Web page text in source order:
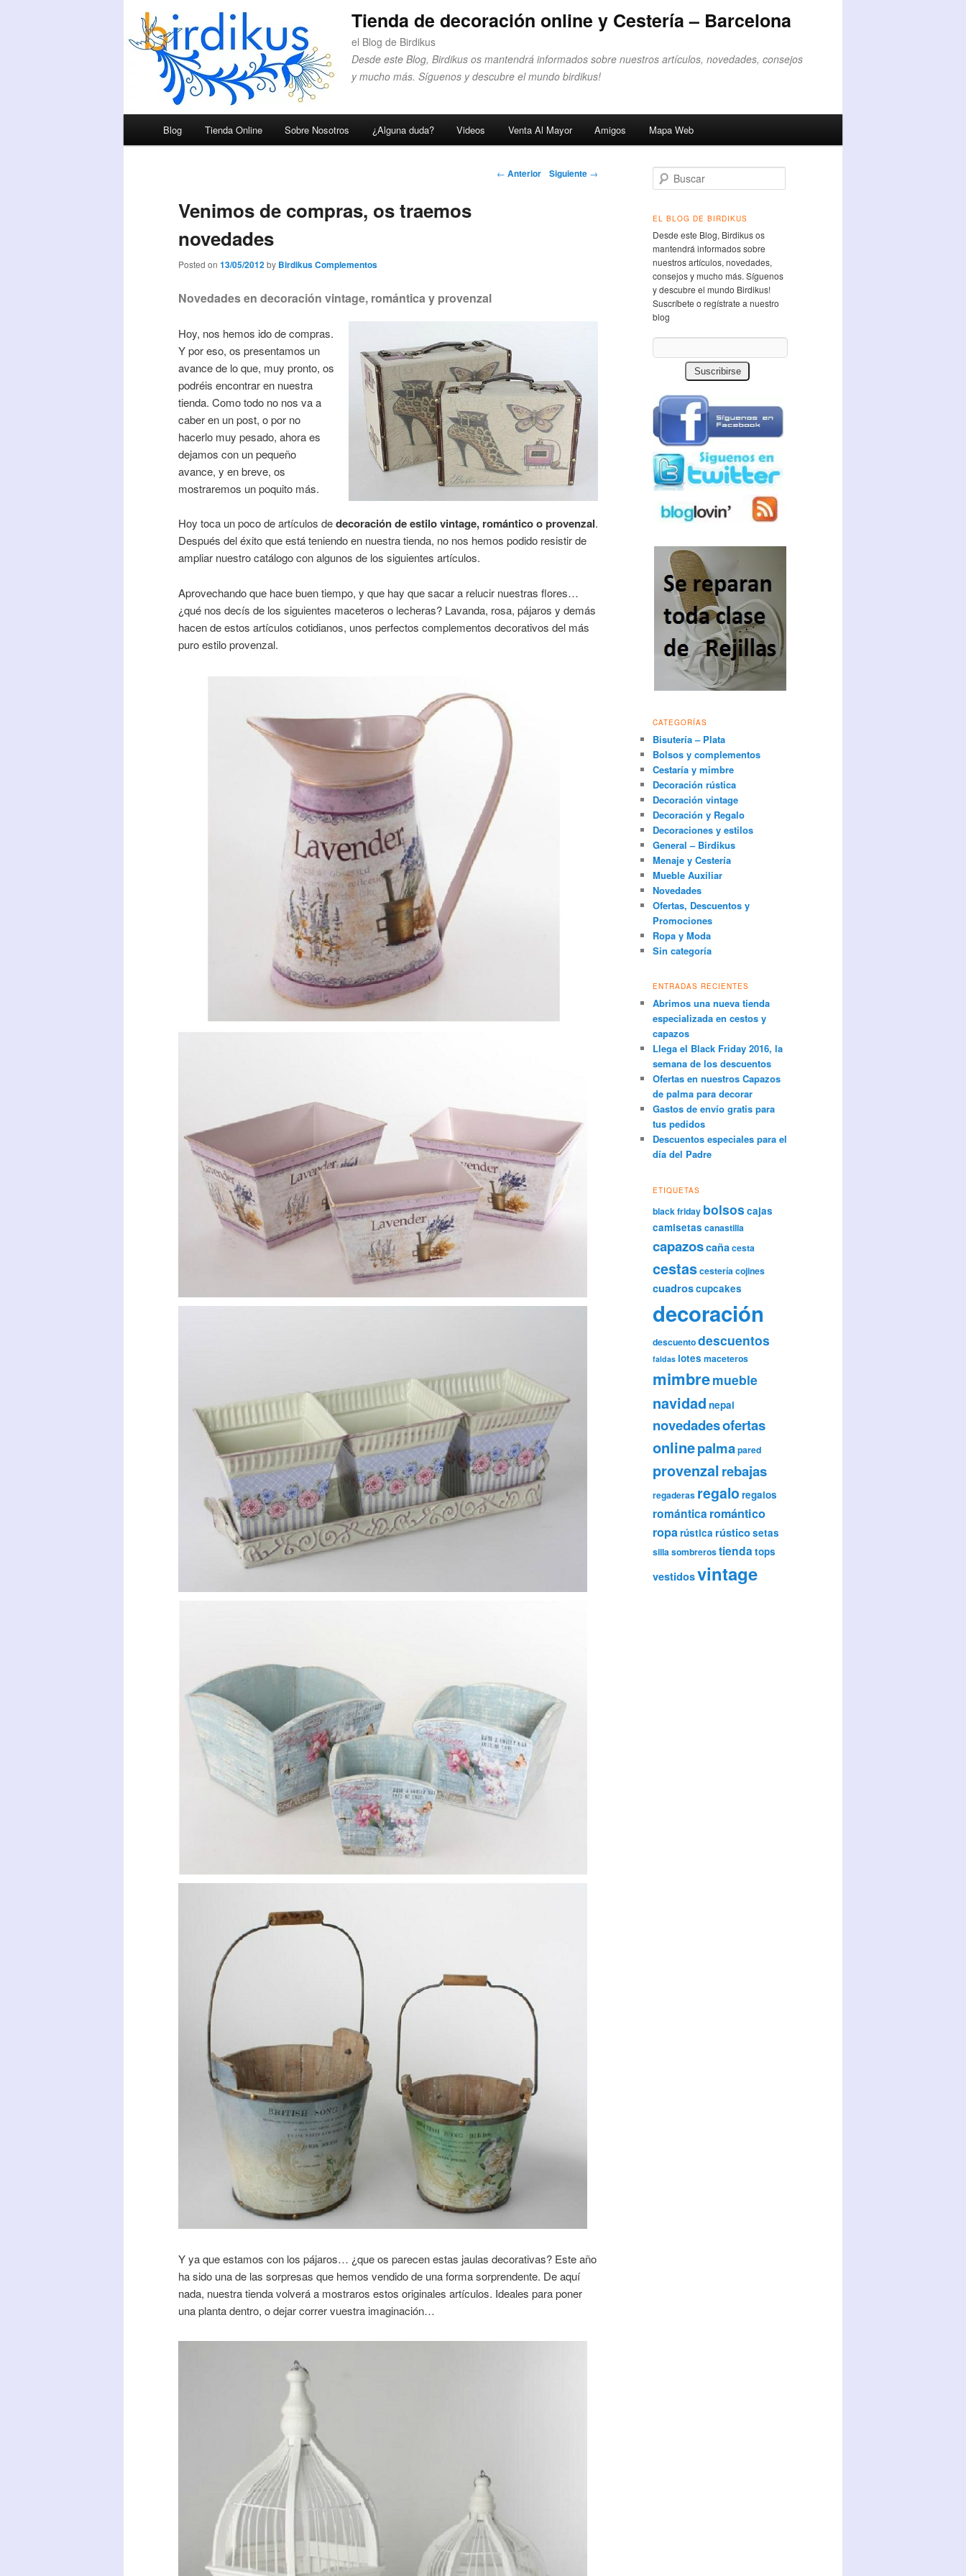
Tienda de decoración online y Cestería – Barcelona
el Blog de Birdikus
Desde este Blog, Birdikus os mantendrá informados sobre nuestros artículos, novedades, consejos
y mucho más. Síguenos y descubre el mundo birdikus!
Ir al contenido principal
Ir al contenido secundario
Blog Tienda Online Sobre Nosotros ¿Alguna duda? Videos Venta Al Mayor Amigos Mapa Web
Navegador de
← Anterior Siguiente →
Venimos de compras, os traemos
novedades
Posted on 13/05/2012by Birdikus Complementos
Novedades en decoración vintage, romántica y provenzal
Hoy, nos hemos ido de compras.
Y por eso, os presentamos un
avance de lo que, muy pronto, os
podréis encontrar en nuestra
tienda. Como todo no nos va a
caber en un post, o por no
hacerlo muy pesado, ahora es
dejamos con un pequeño
avance, y en breve, os
mostraremos un poquito más.
Hoy toca un poco de artículos dedecoración de estilo vintage, romántico o provenzal.
Después del éxito que está teniendo en nuestra tienda, no nos hemos podido resistir de
ampliar nuestro catálogo con algunos de los siguientes artículos.
Aprovechando que hace buen tiempo, y que hay que sacar a relucir nuestras flores…
¿qué nos decís de los siguientes maceteros o lecheras? Lavanda, rosa, pájaros y demás
hacen de estos artículos cotidianos, unos perfectos complementos decorativos del más
puro estilo provenzal.
Y ya que estamos con los pájaros… ¿que os parecen estas jaulas decorativas? Este año
ha sido una de las sorpresas que hemos vendido de una forma sorprendente. De aquí
nada, nuestra tienda volverá a mostraros estos originales artículos. Ideales para poner
una planta dentro, o dejar correr vuestra imaginación…
Buscar
EL BLOG DE BIRDIKUS
Desde este Blog, Birdikus os
mantendrá informados sobre
nuestros artículos, novedades,
consejos y mucho más. Síguenos
y descubre el mundo Birdikus!
Suscríbete o regístrate a nuestro
blog
CATEGORÍAS
Bisutería – Plata
Bolsos y complementos
Cestaría y mimbre
Decoración rústica
Decoración vintage
Decoración y Regalo
Decoraciones y estilos
General – Birdikus
Menaje y Cestería
Mueble Auxiliar
Novedades
Ofertas, Descuentos y
Promociones
Ropa y Moda
Sin categoría
ENTRADAS RECIENTES
Abrimos una nueva tienda
especializada en cestos y
capazos
Llega el Black Friday 2016, la
semana de los descuentos
Ofertas en nuestros Capazos
de palma para decorar
Gastos de envío gratis para
tus pedidos
Descuentos especiales para el
día del Padre
ETIQUETAS
black friday bolsos cajas
camisetas canastilla
capazoscañacesta
cestascesteríacojines
cuadroscupcakes
decoración
descuentodescuentos
faldas lotes maceteros
mimbremueble
navidad nepal
novedadesofertas
onlinepalmapared
provenzalrebajas
regaderas regalo regalos
romántica romántico
roparústica rústicosetas
sillasombrerostienda tops
vestidosvintage